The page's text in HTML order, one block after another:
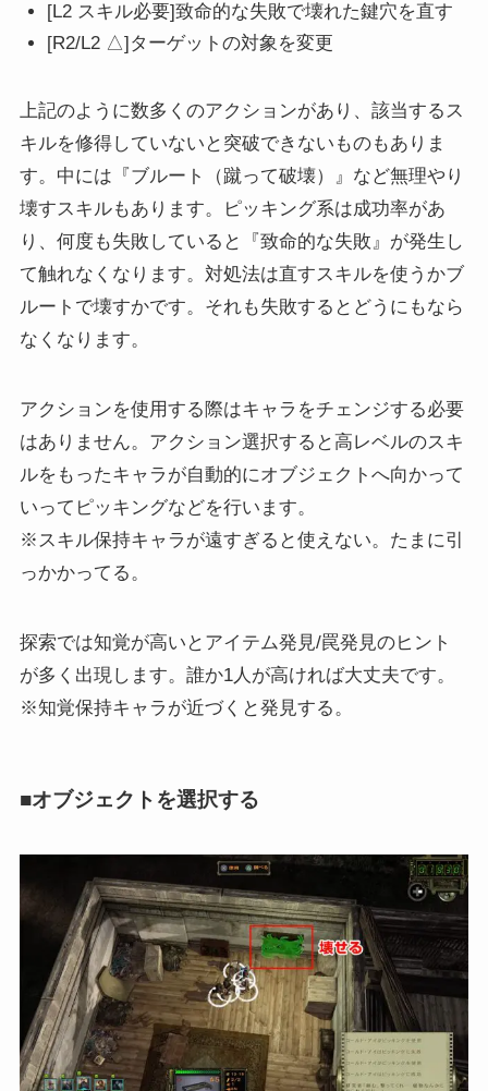
[L2 スキル必要]致命的な失敗で壊れた鍵穴を直す
[R2/L2 △]ターゲットの対象を変更
上記のように数多くのアクションがあり、該当するス
キルを修得していないと突破できないものもありま
す。中には『ブルート（蹴って破壊）』など無理やり
壊すスキルもあります。ピッキング系は成功率があ
り、何度も失敗していると『致命的な失敗』が発生し
て触れなくなります。対処法は直すスキルを使うかブ
ルートで壊すかです。それも失敗するとどうにもなら
なくなります。
アクションを使用する際はキャラをチェンジする必要
はありません。アクション選択すると高レベルのスキ
ルをもったキャラが自動的にオブジェクトへ向かって
いってピッキングなどを行います。
※スキル保持キャラが遠すぎると使えない。たまに引
っかかってる。
探索では知覚が高いとアイテム発見/罠発見のヒント
が多く出現します。誰か1人が高ければ大丈夫です。
※知覚保持キャラが近づくと発見する。
■オブジェクトを選択する